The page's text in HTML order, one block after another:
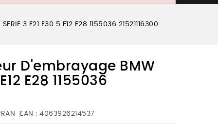
3 E21 E30 5 E12 E28 1155036 21521116300
D'embrayage BMW
E28 1155036
EAN : 4063926214537